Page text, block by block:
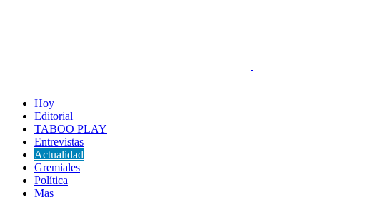
Hoy
Editorial
TABOO PLAY
Entrevistas
Actualidad
Gremiales
Política
Mas